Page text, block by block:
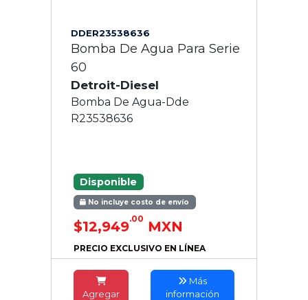
DDER23538636
Bomba De Agua Para Serie
60
Detroit-Diesel
Bomba De Agua-Dde
R23538636
Disponible
No incluye costo de envío
$12,949.00 MXN
PRECIO EXCLUSIVO EN LÍNEA
Agregar
Más
información